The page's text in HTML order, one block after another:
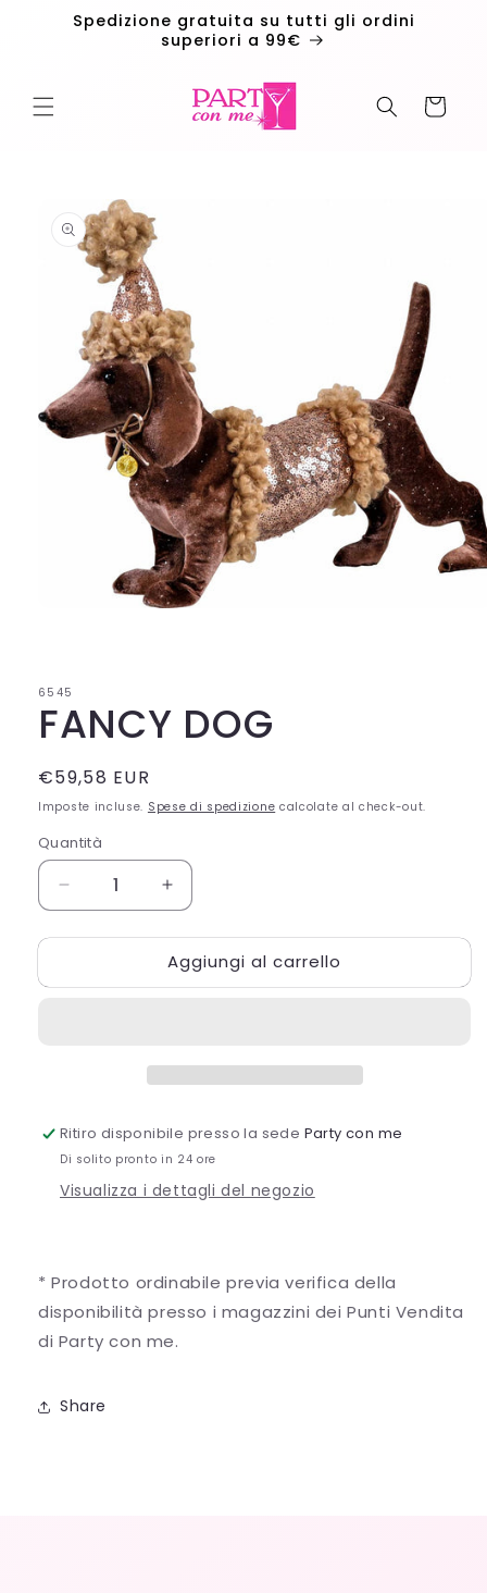
direttamenteSpedizione gratuita su tutti gli ordini
superiori a 99€
Carrello
informazioni
prodotto
finestra
modale
6545
FANCY DOG
Prezzo
di
€59,58 EUR
Imposte incluse. Spese di spedizione calcolate al check-out.
Quantità
Quantità
Diminuisci
quantità
per
DOG
Aumenta
quantità
per
FANCY
DOG
Aggiungi al carrello
Ritiro disponibile presso la sede Party con me
Di solito pronto in 24 ore
Visualizza i dettagli del negozio
* Prodotto ordinabile previa verifica della
disponibilità presso i magazzini dei Punti Vendita
di Party con me.
Share